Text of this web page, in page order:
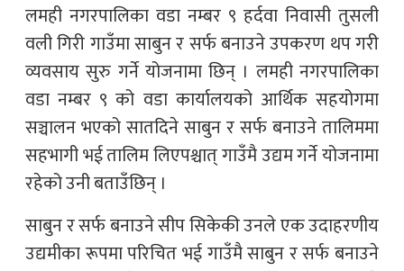
लमही नगरपालिका वडा नम्बर ९ हर्दवा निवासी तुसली
वली गिरी गाउँमा साबुन र सर्फ बनाउने उपकरण थप गरी
व्यवसाय सुरु गर्ने योजनामा छिन् । लमही नगरपालिका
वडा नम्बर ९ को वडा कार्यालयको आर्थिक सहयोगमा
सञ्चालन भएको सातदिने साबुन र सर्फ बनाउने तालिममा
सहभागी भई तालिम लिएपश्चात् गाउँमै उद्यम गर्ने योजनामा
रहेको उनी बताउँछिन् ।
साबुन र सर्फ बनाउने सीप सिकेकी उनले एक उदाहरणीय
उद्यमीका रूपमा परिचित भई गाउँमै साबुन र सर्फ बनाउने